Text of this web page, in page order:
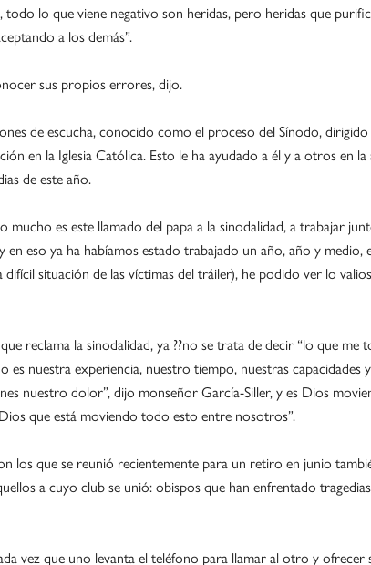
todo lo que viene negativo son heridas, pero heridas que
a los demás”.
sus propios errores, dijo.
de escucha, conocido como el proceso del Sínodo,
en la Iglesia Católica. Esto le ha ayudado a él y a otros en la
de este año.
mucho es este llamado del papa a la sinodalidad, a trabajar
eso ya ha habíamos estado trabajado un año, año y medio,
situación de las víctimas del tráiler), he podido ver lo
reclama la sinodalidad, ya ??no se trata de decir “lo que me
nuestra experiencia, nuestro tiempo, nuestras capacidades
nuestro dolor”, dijo monseñor García-Siller, y es Dios
que está moviendo todo esto entre nosotros”.
los que se reunió recientemente para un retiro en junio
a cuyo club se unió: obispos que han enfrentado
vez que uno levanta el teléfono para llamar al otro y